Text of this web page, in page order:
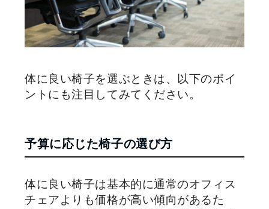
体に良い椅子を選ぶときは、以下のポイ
ントにも注目してみてください。
予算に応じた椅子の選び方
体に良い椅子は基本的に通常のオフィス
チェアよりも価格が高い傾向があるた